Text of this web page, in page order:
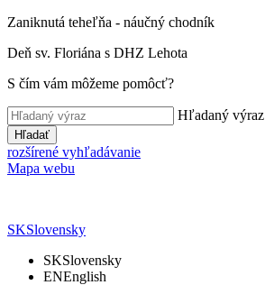
Zaniknutá teheľňa - náučný chodník
Deň sv. Floriána s DHZ Lehota
S čím vám môžeme pomôcť?
Hľadaný výraz
Hľadať
rozšírené vyhľadávanie
Mapa webu
SKSlovensky
SKSlovensky
ENEnglish